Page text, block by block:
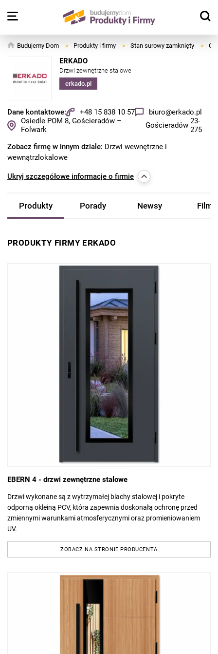
Budujemy Dom > Produkty i firmy > Stan surowy zamknięty >
ERKADO
Drzwi zewnętrzne stalowe
erkado.pl
Dane kontaktowe: +48 15 838 10 57
biuro@erkado.pl
Osiedle POM 8, Gościeradów –
Folwark
Gościeradów 23-
275
Zobacz firmę w innym dziale: Drzwi wewnętrzne i
wewnątrzlokalowe
Ukryj szczegółowe informacje o firmie
Produkty Porady Newsy Filmy
PRODUKTY FIRMY ERKADO
EBERN 4 - drzwi zewnętrzne stalowe
Drzwi wykonane są z wytrzymałej blachy stalowej i pokryte
odporną okleiną PCV, która zapewnia doskonałą ochronę przed
zmiennymi warunkami atmosferycznymi oraz promieniowaniem
UV.
ZOBACZ NA STRONIE PRODUCENTA